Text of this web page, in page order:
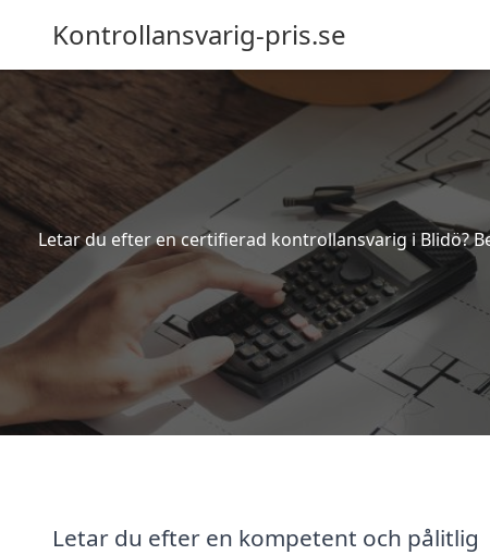
Kontrollansvarig-pris.se
Letar du efter en certifierad kontrollansvarig i Blidö?
Letar du efter en kompetent och pålitlig